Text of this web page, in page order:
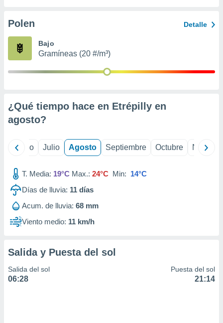
e
mediante
de
1199
Polen Detalle
Bajo
Gramíneas (20 #/m³)
¿Qué tiempo hace en Etrépilly en
agosto?
Junio Julio Agosto Septiembre Octubre
T. Media: 19°C Max.: 24°C Min: 14°C
Días de lluvia: 11 días
Acum. de lluvia: 68 mm
Viento medio: 11 km/h
Salida y Puesta del sol
Salida del sol
06:28
Puesta del sol
21:14